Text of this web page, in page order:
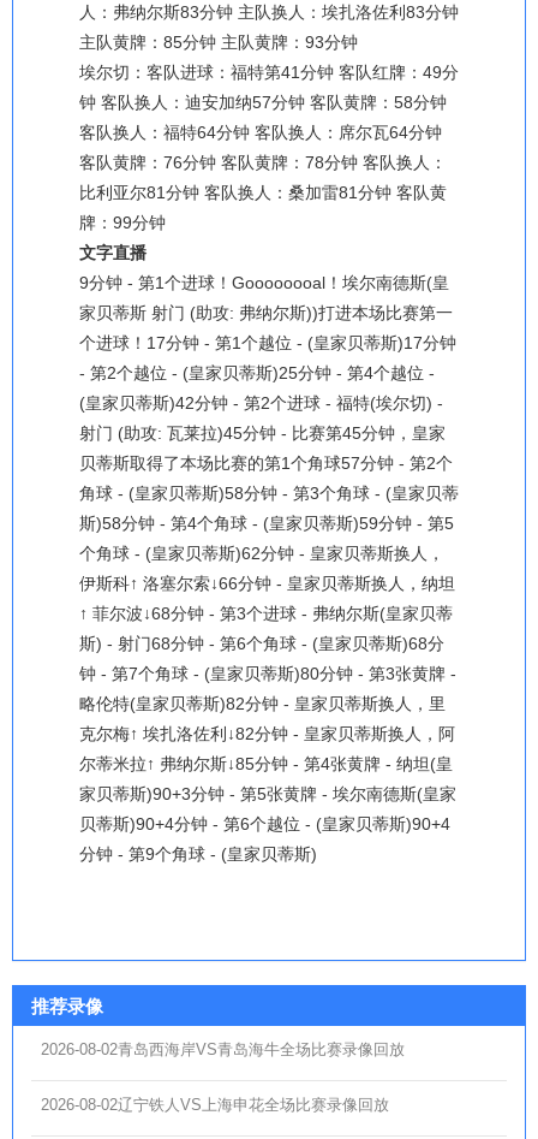
人：弗纳尔斯83分钟 主队换人：埃扎洛佐利83分钟
主队黄牌：85分钟 主队黄牌：93分钟
埃尔切：客队进球：福特第41分钟 客队红牌：49分
钟 客队换人：迪安加纳57分钟 客队黄牌：58分钟
客队换人：福特64分钟 客队换人：席尔瓦64分钟
客队黄牌：76分钟 客队黄牌：78分钟 客队换人：
比利亚尔81分钟 客队换人：桑加雷81分钟 客队黄
牌：99分钟
文字直播
9分钟 - 第1个进球！Goooooooal！埃尔南德斯(皇
家贝蒂斯 射门 (助攻: 弗纳尔斯))打进本场比赛第一
个进球！17分钟 - 第1个越位 - (皇家贝蒂斯)17分钟
- 第2个越位 - (皇家贝蒂斯)25分钟 - 第4个越位 -
(皇家贝蒂斯)42分钟 - 第2个进球 - 福特(埃尔切) -
射门 (助攻: 瓦莱拉)45分钟 - 比赛第45分钟，皇家
贝蒂斯取得了本场比赛的第1个角球57分钟 - 第2个
角球 - (皇家贝蒂斯)58分钟 - 第3个角球 - (皇家贝蒂
斯)58分钟 - 第4个角球 - (皇家贝蒂斯)59分钟 - 第5
个角球 - (皇家贝蒂斯)62分钟 - 皇家贝蒂斯换人，
伊斯科↑ 洛塞尔索↓66分钟 - 皇家贝蒂斯换人，纳坦
↑ 菲尔波↓68分钟 - 第3个进球 - 弗纳尔斯(皇家贝蒂
斯) - 射门68分钟 - 第6个角球 - (皇家贝蒂斯)68分
钟 - 第7个角球 - (皇家贝蒂斯)80分钟 - 第3张黄牌 -
略伦特(皇家贝蒂斯)82分钟 - 皇家贝蒂斯换人，里
克尔梅↑ 埃扎洛佐利↓82分钟 - 皇家贝蒂斯换人，阿
尔蒂米拉↑ 弗纳尔斯↓85分钟 - 第4张黄牌 - 纳坦(皇
家贝蒂斯)90+3分钟 - 第5张黄牌 - 埃尔南德斯(皇家
贝蒂斯)90+4分钟 - 第6个越位 - (皇家贝蒂斯)90+4
分钟 - 第9个角球 - (皇家贝蒂斯)
推荐录像
2026-08-02青岛西海岸VS青岛海牛全场比赛录像回放
2026-08-02辽宁铁人VS上海申花全场比赛录像回放